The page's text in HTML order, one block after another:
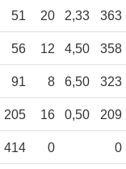
51 20 2,33 363
56 12 4,50 358
91 8 6,50 323
205 16 0,50 209
414 0 0